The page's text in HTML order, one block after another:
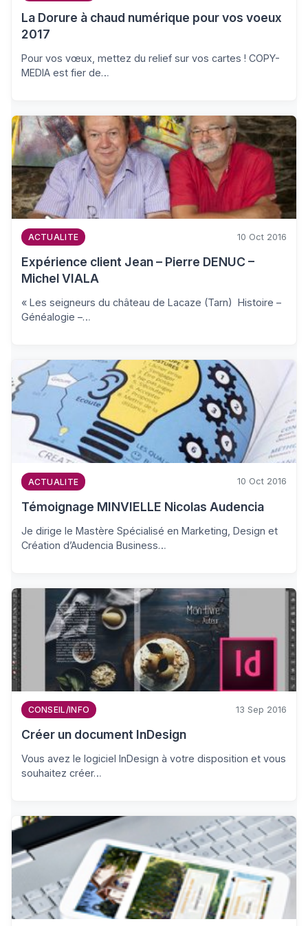
La Dorure à chaud numérique pour vos voeux
2017
Pour vos vœux, mettez du relief sur vos cartes ! COPY-
MEDIA est fier de…
ACTUALITE 10 Oct 2016
Expérience client Jean – Pierre DENUC –
Michel VIALA
« Les seigneurs du château de Lacaze (Tarn) Histoire –
Généalogie –…
ACTUALITE 10 Oct 2016
Témoignage MINVIELLE Nicolas Audencia
Je dirige le Mastère Spécialisé en Marketing, Design et
Création d’Audencia Business…
CONSEIL/INFO 13 Sep 2016
Créer un document InDesign
Vous avez le logiciel InDesign à votre disposition et vous
souhaitez créer…